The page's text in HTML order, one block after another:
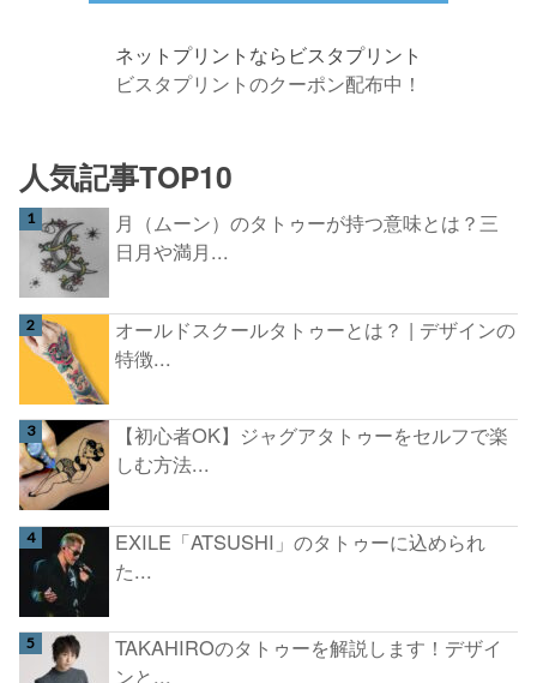
ネットプリントならビスタプリント
ビスタプリントのクーポン配布中！
人気記事TOP10
月（ムーン）のタトゥーが持つ意味とは？三
日月や満月...
オールドスクールタトゥーとは？ | デザインの
特徴...
【初心者OK】ジャグアタトゥーをセルフで楽
しむ方法...
EXILE「ATSUSHI」のタトゥーに込められ
た...
TAKAHIROのタトゥーを解説します！デザイ
ンと...